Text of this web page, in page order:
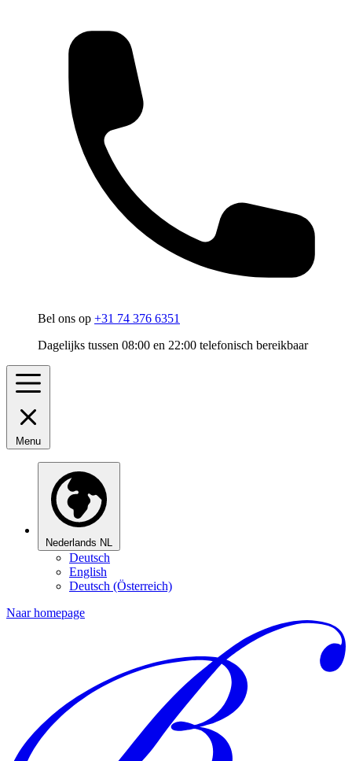
Bel ons op +31 74 376 6351
Dagelijks tussen 08:00 en 22:00 telefonisch bereikbaar
Menu
Nederlands NL
Deutsch
English
Deutsch (Österreich)
Naar homepage